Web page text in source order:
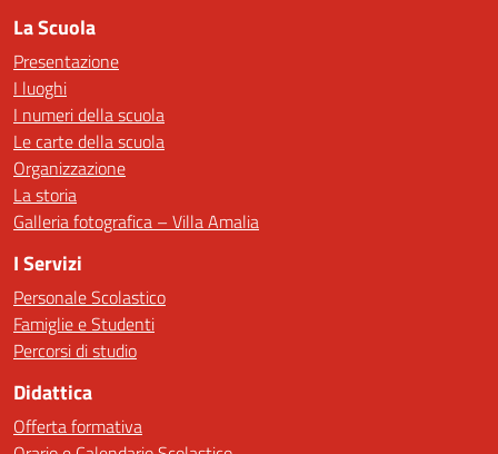
La Scuola
Presentazione
I luoghi
I numeri della scuola
Le carte della scuola
Organizzazione
La storia
Galleria fotografica – Villa Amalia
I Servizi
Personale Scolastico
Famiglie e Studenti
Percorsi di studio
Didattica
Offerta formativa